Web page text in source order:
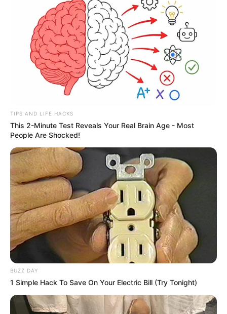
TIPS AND LIFE HACKS
This 2-Minute Test Reveals Your Real Brain Age - Most
People Are Shocked!
BUZZ DAY
1 Simple Hack To Save On Your Electric Bill (Try Tonight)